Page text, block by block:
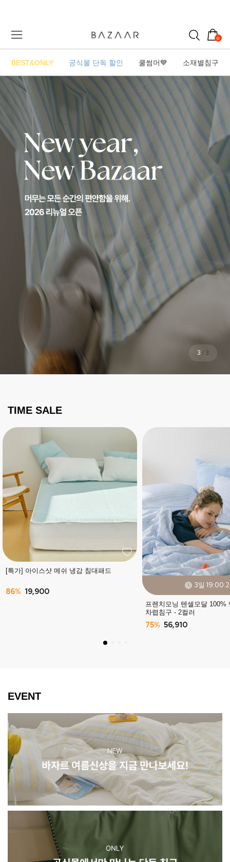
0
BEST&ONLY 공식몰 단독 할인 쿨썸머💙 소재별침구
1 / 3
TIME SALE
[특가] 아이스샷 메쉬 냉감 침대패드
86% 19,900
3일
프렌치모닝 텐셀모달 100%
차렵침구 - 2컬러
75% 56,910
EVENT